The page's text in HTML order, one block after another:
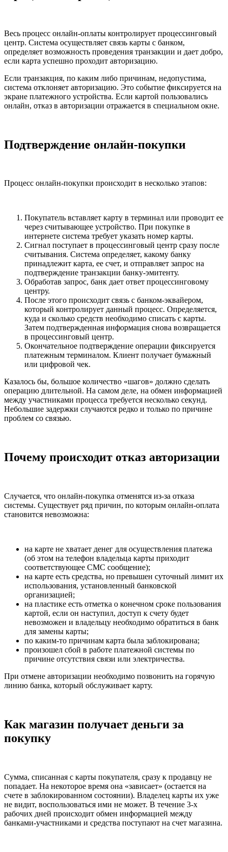
Весь процесс онлайн-оплаты контролирует процессинговый
центр. Система осуществляет связь карты с банком,
определяет возможность проведения транзакции и дает добро,
если карта успешно проходит авторизацию.
Если транзакция, по каким либо причинам, недопустима,
система отклоняет авторизацию. Это событие фиксируется на
экране платежного устройства. Если картой пользовались
онлайн, отказ в авторизации отражается в специальном окне.
Подтверждение онлайн-покупки
Процесс онлайн-покупки происходит в несколько этапов:
Покупатель вставляет карту в терминал или проводит ее
через считывающее устройство. При покупке в
интернете система требует указать номер карты.
Сигнал поступает в процессинговый центр сразу после
считывания. Система определяет, какому банку
принадлежит карта, ее счет, и отправляет запрос на
подтверждение транзакции банку-эмитенту.
Обработав запрос, банк дает ответ процессинговому
центру.
После этого происходит связь с банком-эквайером,
который контролирует данный процесс. Определяется,
куда и сколько средств необходимо списать с карты.
Затем подтвержденная информация снова возвращается
в процессинговый центр.
Окончательное подтверждение операции фиксируется
платежным терминалом. Клиент получает бумажный
или цифровой чек.
Казалось бы, большое количество «шагов» должно сделать
операцию длительной. На самом деле, на обмен информацией
между участниками процесса требуется несколько секунд.
Небольшие задержки случаются редко и только по причине
проблем со связью.
Почему происходит отказ авторизации
Случается, что онлайн-покупка отменятся из-за отказа
системы. Существует ряд причин, по которым онлайн-оплата
становится невозможна:
на карте не хватает денег для осуществления платежа
(об этом на телефон владельца карты приходит
соответствующее СМС сообщение);
на карте есть средства, но превышен суточный лимит их
использования, установленный банковской
организацией;
на пластике есть отметка о конечном сроке пользования
картой, если он наступил, доступ к счету будет
невозможен и владельцу необходимо обратиться в банк
для замены карты;
по каким-то причинам карта была заблокирована;
произошел сбой в работе платежной системы по
причине отсутствия связи или электричества.
При отмене авторизации необходимо позвонить на горячую
линию банка, который обслуживает карту.
Как магазин получает деньги за
покупку
Сумма, списанная с карты покупателя, сразу к продавцу не
попадает. На некоторое время она «зависает» (остается на
счете в заблокированном состоянии). Владелец карты их уже
не видит, воспользоваться ими не может. В течение 3-х
рабочих дней происходит обмен информацией между
банками-участниками и средства поступают на счет магазина.